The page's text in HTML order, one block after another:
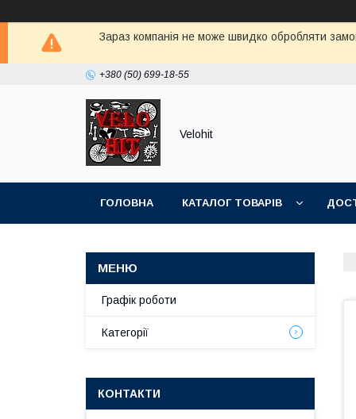
Зараз компанія не може швидко обробляти
+380 (50) 699-18-55
Velohit
ГОЛОВНА КАТАЛОГ ТОВАРІВ
Графік роботи
Категорії
КОНТАКТИ